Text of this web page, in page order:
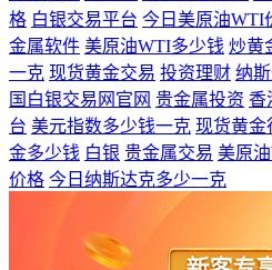
格 白银交易平台 今日美原油WTI
金属软件 美原油WTI多少钱 炒黄
一克 现货黄金交易 投资理财 纳
国白银交易网官网 贵金属投资 香
台 美元指数多少钱一克 现货黄金
金多少钱 白银 贵金属交易 美原
价格 今日纳斯达克多少一克